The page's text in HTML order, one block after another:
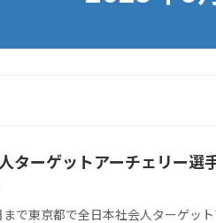
ターゲットアーチェリー選
で東京都で全日本社会人ターゲッ